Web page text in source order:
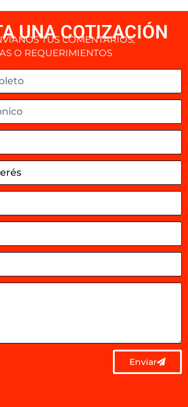
UNA COTIZACIÓN
TUS COMENTARIOS,
O REQUERIMIENTOS
Enviar